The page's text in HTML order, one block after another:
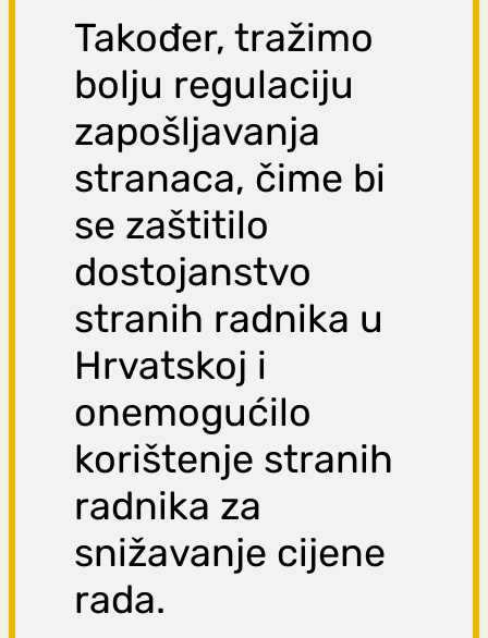
Također, tražimo
bolju regulaciju
zapošljavanja
stranaca, čime bi
se zaštitilo
dostojanstvo
stranih radnika u
Hrvatskoj i
onemogućilo
korištenje stranih
radnika za
snižavanje cijene
rada.